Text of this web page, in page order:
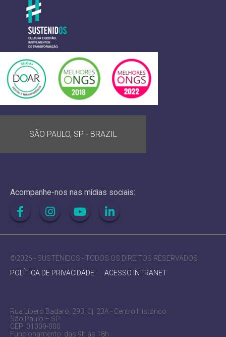
SÃO PAULO, SP - BRAZIL
Acompanhe-nos nas mídias sociais:
©2026 - SUSTENIDOS - TODOS OS DIREITOS RESERVADOS
POLÍTICA DE PRIVACIDADE
ACESSO INTRANET
Rua Líbero Badaró, 293, Cj. 23A - Centro Histórico
São Paulo – SP
CEP: 01009-000
Funcionamento: das 9h às 18h